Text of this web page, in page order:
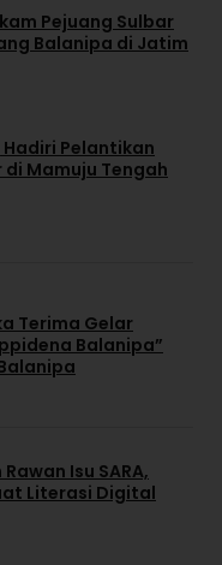
Pejuang Sulbar
Balanipa di Jatim
Pelantikan
di Mamuju Tengah
Terima Gelar
Balanipa”
Isu SARA,
Literasi Digital